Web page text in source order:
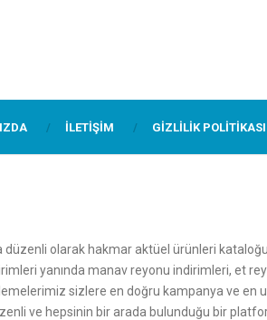
İLETIŞIM GIZLILIK POLITIKASI
olarak hakmar aktüel ürünleri
yanında manav reyonu indirimleri, et
sizlere en doğru kampanya ve
ve hepsinin bir arada bulunduğu bir